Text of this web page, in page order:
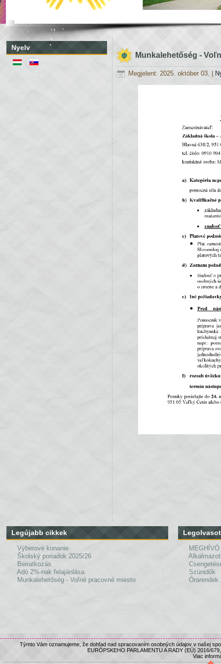
Nyelv
Munkalehetőség -
Megjelent: 2025. október 03.
Legújabb cikkek
Výberové konanie
Školský poriadok 2025/26
Beiratkozás
Adó 2%-nak felajánlása
Munkalehetőség - Voľné pracovné miesto
MEGHÍVÓ
Szünidők
Órarendek
Týmto Vám oznamujeme, že dohľad nad spracovaním osobných údajov v našej
EURÓPSKEHO PARLAMENTU A RADY (EÚ) 2016/
Viac